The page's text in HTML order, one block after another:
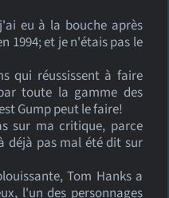
eu à la bouche après
1994; et je n'étais pas le
qui réussissent à faire
toute la gamme des
Gump peut le faire!
sur ma critique, parce
déjà pas mal été dit sur
Tom Hanks a
l'un des personnages